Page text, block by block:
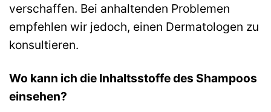
verschaffen. Bei anhaltenden Problemen
empfehlen wir jedoch, einen Dermatologen zu
konsultieren.
Wo kann ich die Inhaltsstoffe des Shampoos
einsehen?